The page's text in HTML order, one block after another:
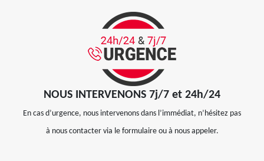
NOUS INTERVENONS 7j/7 et 24h/24
En cas d’urgence, nous intervenons dans l’immédiat, n’hésitez pas
à nous contacter via le formulaire ou à nous appeler.